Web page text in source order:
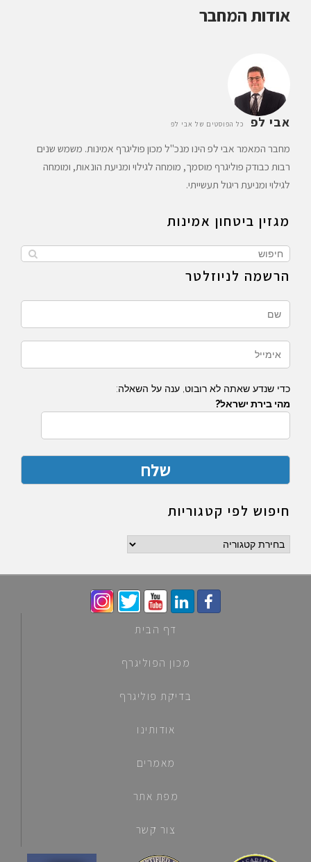
אודות המחבר
אבי לפ כל הפוסטים של אבי לפ
מחבר המאמר אבי לפ הינו מנכ"ל מכון פוליגרף אמינות. משמש שנים
רבות כבודק פוליגרף מוסמך, מומחה לגילוי ומניעת הונאות, ומומחה
לגילוי ומניעת ריגול תעשייתי.
מגזין ביטחון אמינות
הרשמה לניוזלטר
כדי שנדע שאתה לא רובוט, ענה על השאלה:
מהי בירת ישראל?
חיפוש לפי קטגוריות
חיפוש
קטגוריות
דף הבית
מכון הפוליגרף
בדיקת פוליגרף
אודותינו
מאמרים
מפת אתר
צור קשר